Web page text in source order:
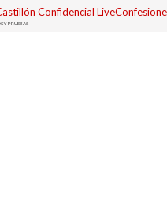
Confidencial Live
Y PRUEBAS